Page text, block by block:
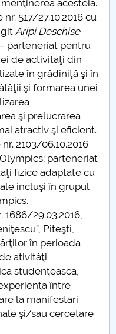
acesteia.
517/27.10.2016 cu
Aripi Deschise
parteneriat pentru
de activităţi din
în grădiniţă şi în
şi formarea unei
şi prelucrarea
atractiv şi eficient.
2103/06.10.2016
parteneriat
fizice adaptate cu
incluşi în grupul
29.03.2016,
Piteşti,
în perioada
ativităţi
studenţească,
între
la manifestări
şi/sau cercetare